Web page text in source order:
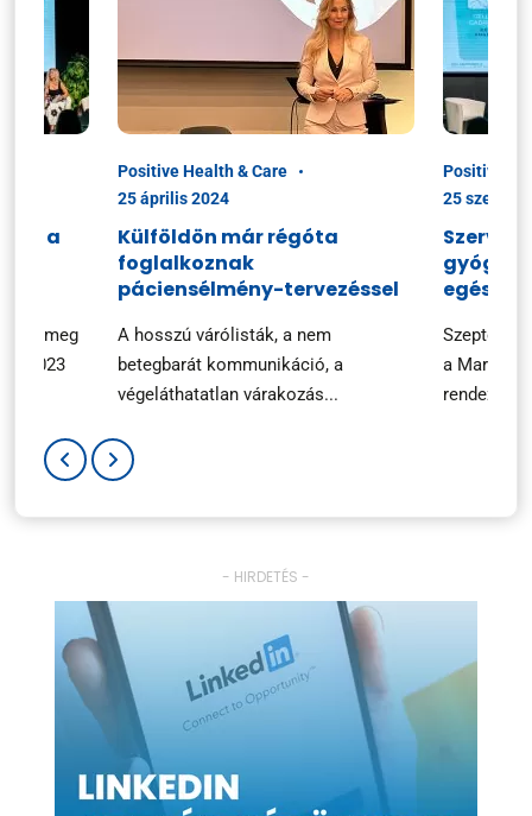
a
meg
2023
Positive Health & Care
25 április 2024
Külföldön már régóta
foglalkoznak
páciensélmény-tervezéssel
A hosszú várólisták, a nem
betegbarát kommunikáció, a
végeláthatatlan várakozás...
Positive
25
a
- HIRDETÉS -